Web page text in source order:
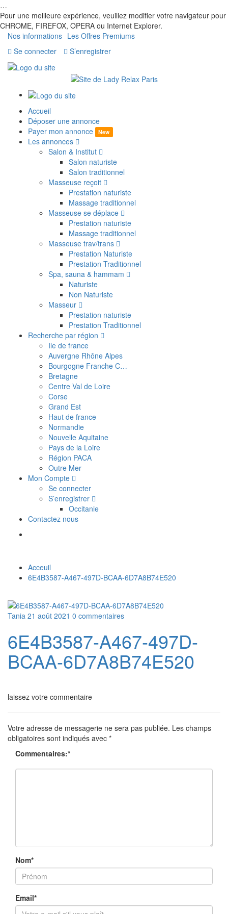
…
Pour une meilleure expérience, veuillez modifier votre navigateur pour
CHROME, FIREFOX, OPERA ou Internet Explorer.
Nos informations Les Offres Premiums
Se connecter
S’enregistrer
Accueil
Déposer une annonce
Payer mon annonce
New
Les annonces
Salon & Institut
Salon naturiste
Salon traditionnel
Masseuse reçoit
Prestation naturiste
Massage traditionnel
Masseuse se déplace
Prestation naturiste
Massage traditionnel
Masseuse trav/trans
Prestation Naturiste
Prestation Traditionnel
Spa, sauna & hammam
Naturiste
Non Naturiste
Masseur
Prestation naturiste
Prestation Traditionnel
Recherche par région
Ile de france
Auvergne Rhône Alpes
Bourgogne Franche C…
Bretagne
Centre Val de Loire
Corse
Grand Est
Haut de france
Normandie
Nouvelle Aquitaine
Pays de la Loire
Région PACA
Outre Mer
Mon Compte
Se connecter
S’enregistrer
Occitanie
Contactez nous
Acceuil
6E4B3587-A467-497D-BCAA-6D7A8B74E520
Tania 21 août 2021 0 commentaires
6E4B3587-A467-497D-
BCAA-6D7A8B74E520
laissez votre commentaire
Votre adresse de messagerie ne sera pas publiée. Les champs
obligatoires sont indiqués avec *
Commentaires:*
Nom*
Email*